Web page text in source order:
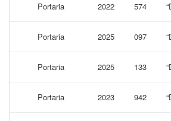
Portaria 2022 574
Portaria 2025 097
Portaria 2025 133
Portaria 2023 942